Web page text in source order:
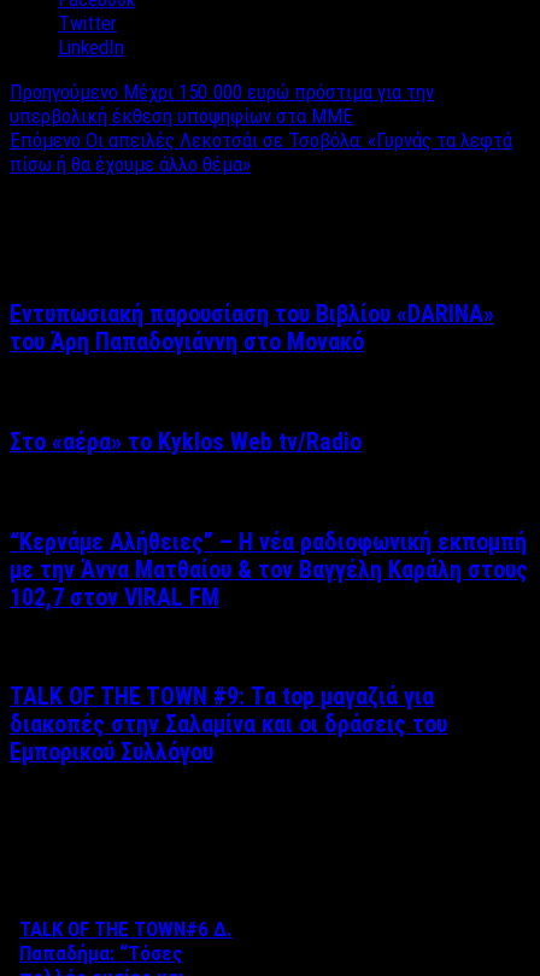
Twitter
LinkedIn
Προηγούμενο Mέχρι 150.000 ευρώ πρόστιμα για την
υπερβολική έκθεση υποψηφίων στα ΜΜΕ
Επόμενο Οι απειλές Λεκοτσάι σε Τσοβόλα: «Γυρνάς τα λεφτά
πίσω ή θα έχουμε άλλο θέμα»
Εντυπωσιακή παρουσίαση του Βιβλίου «DARINA»
του Άρη Παπαδογιάννη στο Μονακό
Στο «αέρα» το Kyklos Web tv/Radio
“Kερνάμε Αλήθειες” – Η νέα ραδιοφωνική εκπομπή
με την Άννα Ματθαίου & τον Βαγγέλη Καράλη στους
102,7 στον VIRAL FM
TALK OF THE TOWN #9: Τα top μαγαζιά για
διακοπές στην Σαλαμίνα και οι δράσεις του
Εμπορικού Συλλόγου
TALK OF THE TOWN#6 Δ.
Παπαδήμα: “Tόσες